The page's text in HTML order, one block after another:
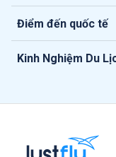
Điểm đến quốc tế
Kinh Nghiệm Du